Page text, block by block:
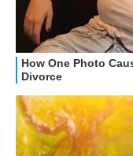
GUIDE ALL'ACQUISTO